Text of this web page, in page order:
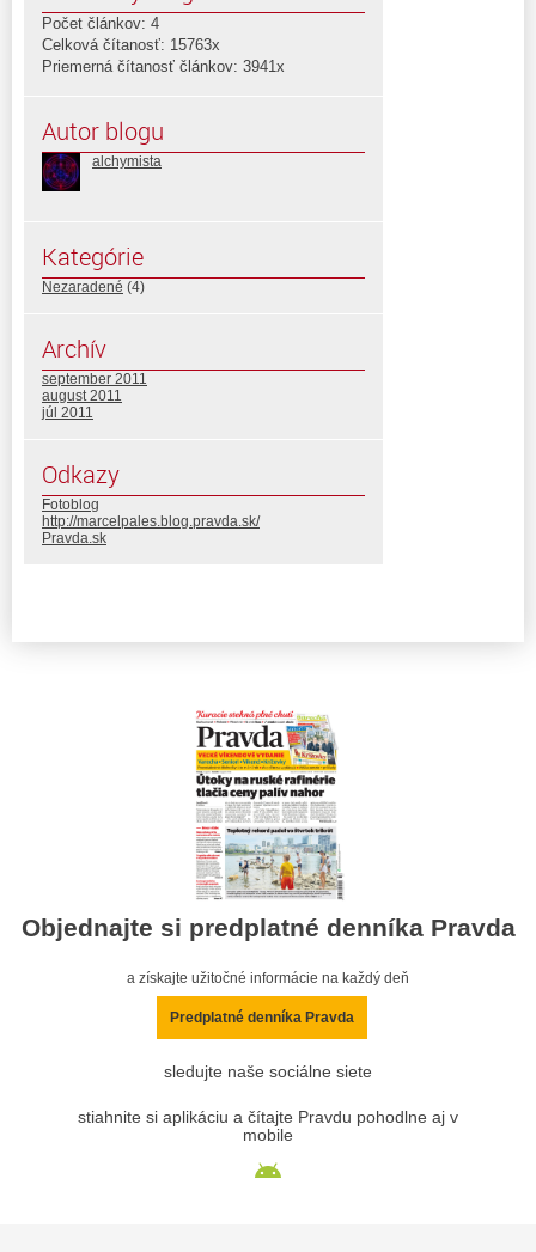
Počet článkov: 4
Celková čítanosť: 15763x
Priemerná čítanosť článkov: 3941x
Autor blogu
alchymista
Kategórie
Nezaradené (4)
Archív
september 2011
august 2011
júl 2011
Odkazy
Fotoblog
http://marcelpales.blog.pravda.sk/
Pravda.sk
Objednajte si predplatné denníka Pravda
a získajte užitočné informácie na každý deň
Predplatné denníka Pravda
sledujte naše sociálne siete
stiahnite si aplikáciu a čítajte Pravdu pohodlne aj v
mobile